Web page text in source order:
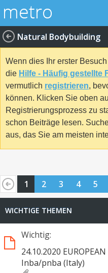
Natural Bodybuilding
Wenn dies Ihr erster
die Hilfe - Häufig gestellte
vermutlich registrieren,
können. Klicken Sie oben
Registrierungsprozess zu
schon Beiträge lesen.
aus, das Sie am meisten
1 2 3 4 5
WICHTIGE THEMEN
Wichtig:
24.10.2020
Inba/pnba (Italy)